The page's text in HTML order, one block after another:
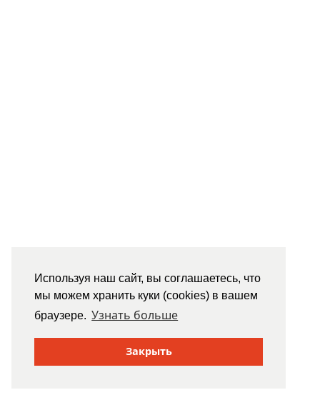
Используя наш сайт, вы соглашаетесь, что
мы можем хранить куки (cookies) в вашем
браузере. Узнать больше
Закрыть